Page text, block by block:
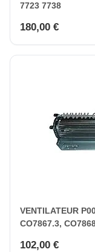
7723 7738
180,00 €
VENTILATEUR
CO7867.3,
102,00 €